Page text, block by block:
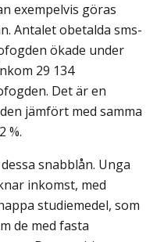
exempelvis göras
Antalet obetalda sms-
ökade under
29 134
Det är en
jämfört med samma
%.
snabblån. Unga
inkomst, med
studiemedel, som
de med fasta